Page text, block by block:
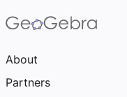
About
Partners